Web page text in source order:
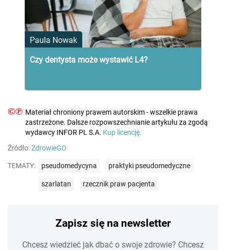
Paula Nowak
Czy dentysta może wystawić L4?
©℗ Materiał chroniony prawem autorskim - wszelkie prawa
zastrzeżone. Dalsze rozpowszechnianie artykułu za zgodą
wydawcy INFOR PL S.A. Kup licencję.
Źródło:ZdrowieGO
TEMATY: pseudomedycyna praktyki pseudomedyczne
szarlatan rzecznik praw pacjenta
Zapisz się na newsletter
Chcesz wiedzieć jak dbać o swoje zdrowie? Chcesz